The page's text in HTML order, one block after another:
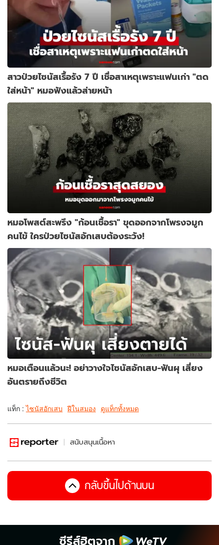
สาวป่วยไซนัสเรื้อรัง 7 ปี เชื่อสาเหตุเพราะแฟนเก่า "ตด
ใส่หน้า" หมอฟังแล้วส่ายหน้า
หมอโพสต์สะพรึง "ก้อนเชื้อรา" ขุดออกจากโพรงจมูก
คนไข้ ใครป่วยไซนัสอักเสบต้องระวัง!
หมอเตือนแล้วนะ! อย่าวางใจไซนัสอักเสบ-ฟันผุ เสี่ยง
อันตรายถึงชีวิต
แท็ก :ไซนัสอักเสบ ฝีในสมอง ดูแท็กทั้งหมด
สนับสนุนเนื้อหา
กลับขึ้นไปด้านบน
ซีรีส์ฮิตจาก